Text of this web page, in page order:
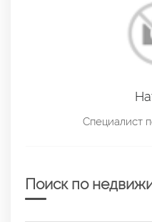
Специалист
Поиск по